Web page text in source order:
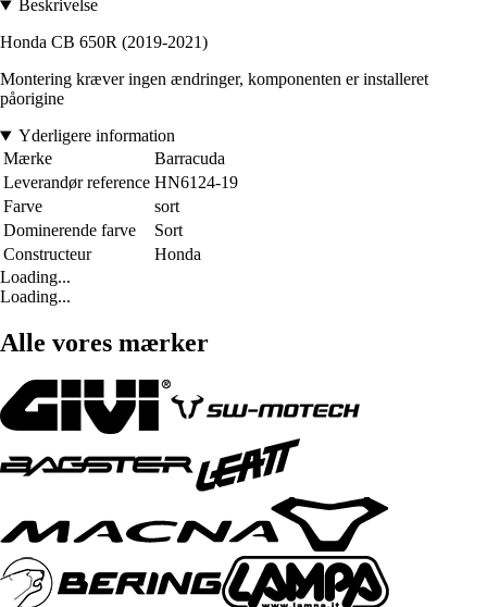
Beskrivelse
Honda CB 650R (2019-2021)
Montering kræver ingen ændringer, komponenten er installeret
påorigine
Yderligere information
Mærke
Barracuda
Leverandør reference HN6124-19
Farve
sort
Dominerende farve
Sort
Constructeur
Honda
Loading...
Loading...
Alle vores mærker